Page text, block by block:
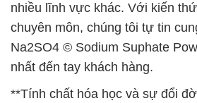
nhiều lĩnh vực khác. Với kiến
chuyên môn, chúng tôi tự tin
Na2SO4 © Sodium Suphate
nhất đến tay khách hàng.
**Tính chất hóa học và sự đổi